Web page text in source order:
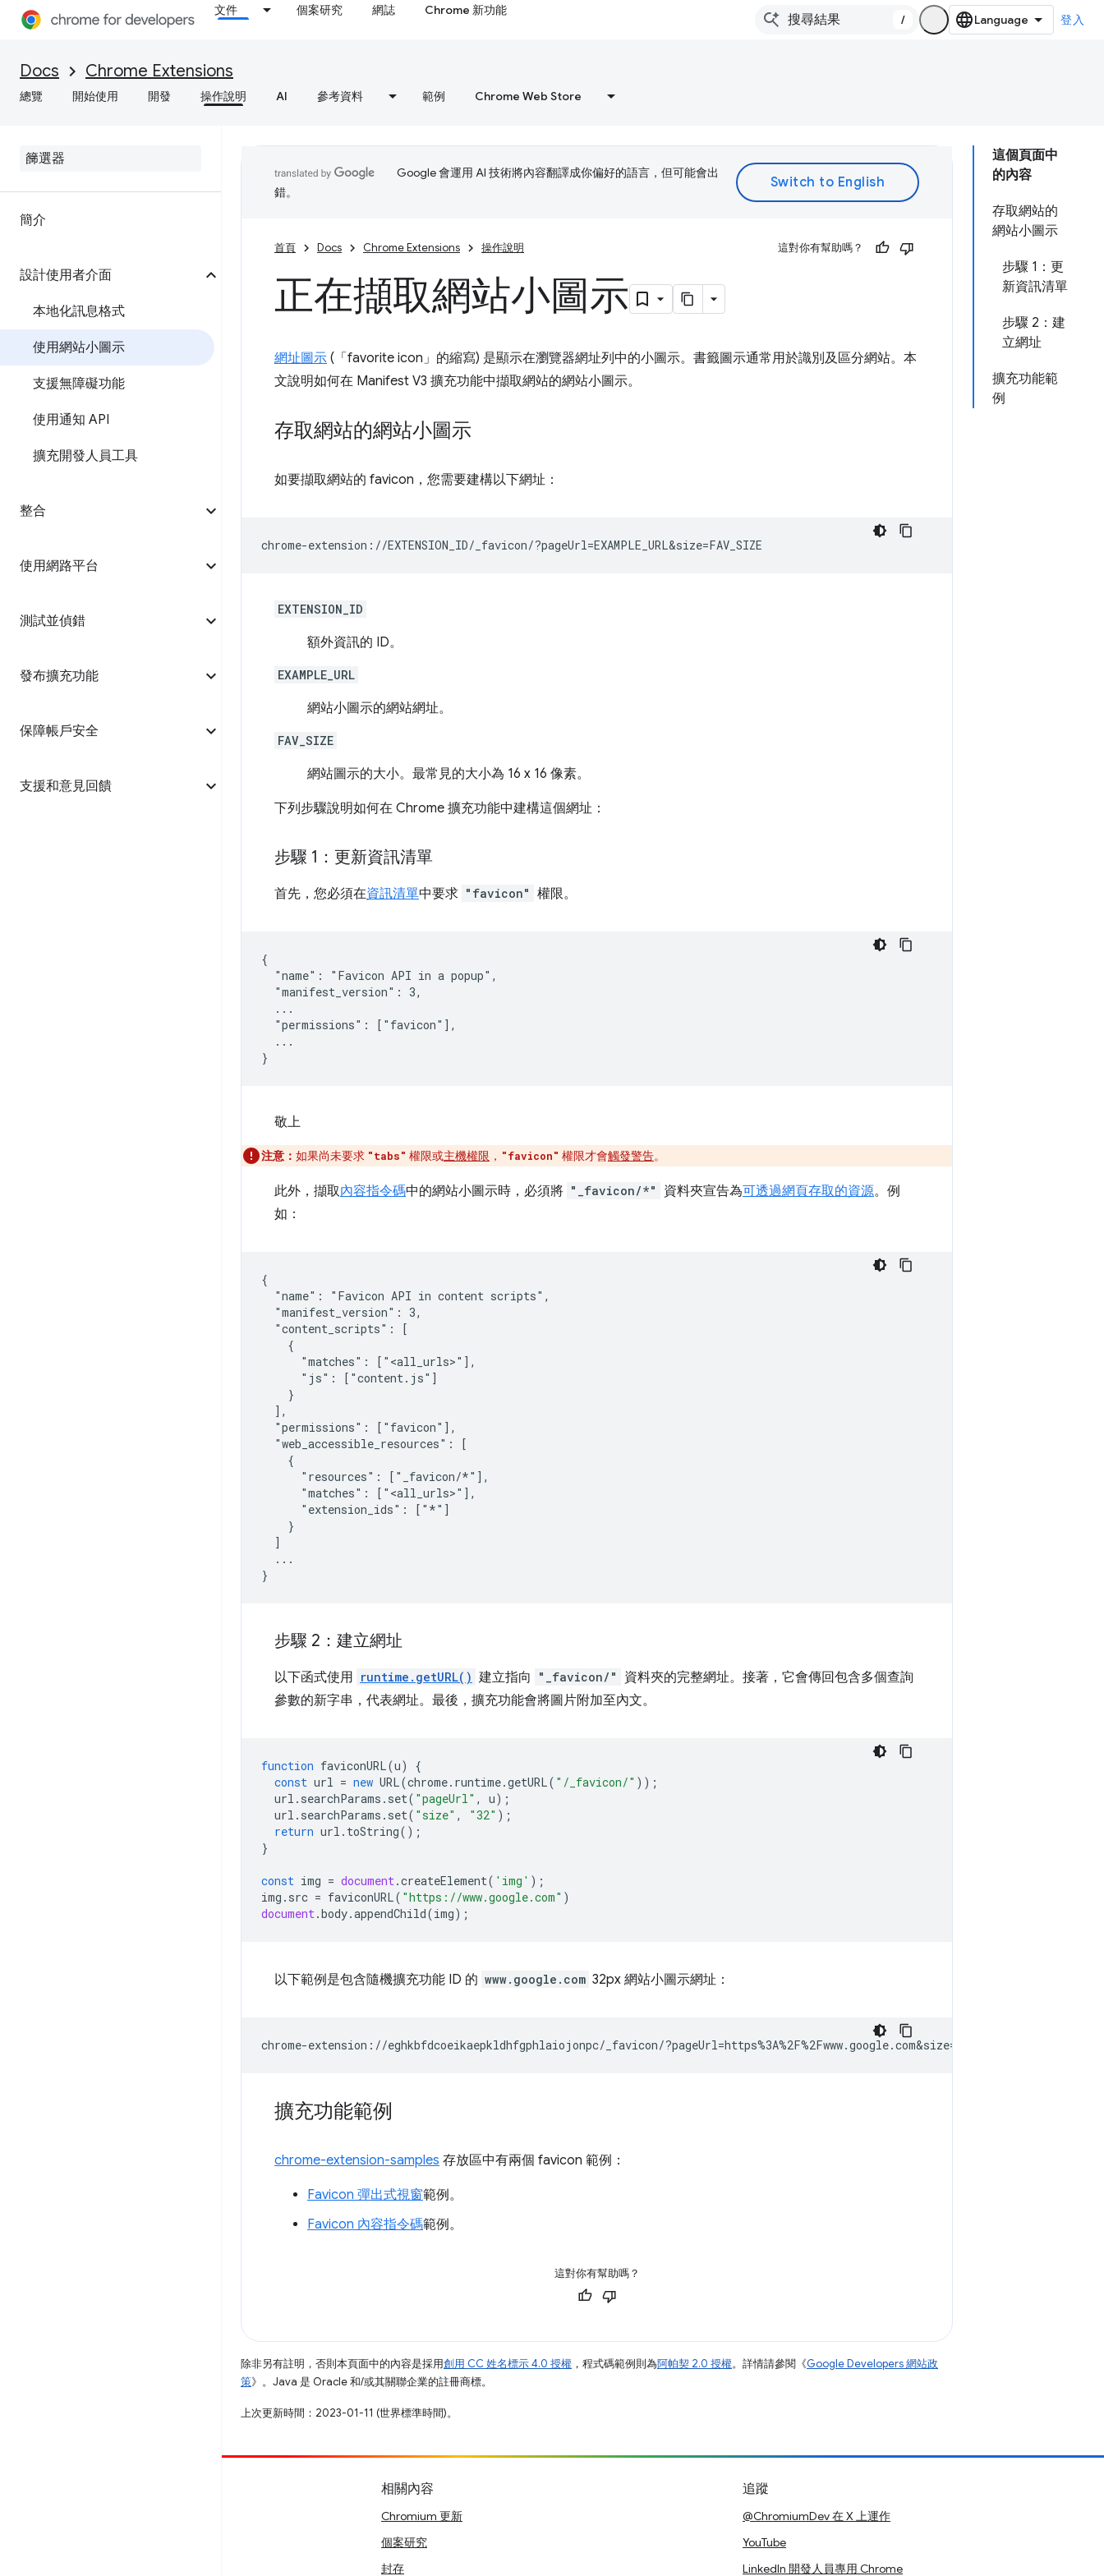
文件 個案研究 網誌 Chrome 新功能
/ 登入
Docs Chrome Extensions
總覽 開始使用 開發 操作說明 AI 參考資料 範例 Chrome Web Store
簡介
設計使用者介面
本地化訊息格式
使用網站小圖示
支援無障礙功能
使用通知 API
擴充開發人員工具
整合
使用網路平台
測試並偵錯
發布擴充功能
保障帳戶安全
支援和意見回饋
這個頁面中
的內容
存取網站的
網站小圖示
步驟 1：更
新資訊清單
步驟 2：建
立網址
擴充功能範
例
Google 會運用 AI 技術將內容翻譯成你偏好的語言，但可能會出
錯。
首頁 Docs Chrome Extensions 操作說明 這對你有幫助嗎？
正在擷取網站小圖示
網址圖示 (「favorite icon」的縮寫) 是顯示在瀏覽器網址列中的小圖示。書籤圖示通常用於識別及區分網站。本
文說明如何在 Manifest V3 擴充功能中擷取網站的網站小圖示。
存取網站的網站小圖示
如要擷取網站的 favicon，您需要建構以下網址：
EXTENSION_ID
額外資訊的 ID。
EXAMPLE_URL
網站小圖示的網站網址。
FAV_SIZE
網站圖示的大小。最常見的大小為 16 x 16 像素。
下列步驟說明如何在 Chrome 擴充功能中建構這個網址：
步驟 1：更新資訊清單
首先，您必須在資訊清單中要求 "favicon" 權限。
{
  "name": "Favicon API in a popup",
  "manifest_version": 3,
  ...
  "permissions": ["favicon"],
  ...
敬上
注意： 如果尚未要求 "tabs" 權限或主機權限 ， "favicon" 權限才會觸發警告。
此外，擷取內容指令碼中的網站小圖示時，必須將 "_favicon/*" 資料夾宣告為可透過網頁存取的資源。例
如：
{
  "name": "Favicon API in content scripts",
  "manifest_version": 3,
  "content_scripts": [
    {
      "matches": ["<all_urls>"],
      "js": ["content.js"]
    }
  ],
  "permissions": ["favicon"],
  "web_accessible_resources": [
    {
      "resources": ["_favicon/*"],
      "matches": ["<all_urls>"],
      "extension_ids": ["*"]
    }
  ]
  ...
步驟 2：建立網址
以下函式使用 runtime.getURL() 建立指向 "_favicon/"
資料夾的完整網址。接著，它會傳回包含多個查詢
參數的新字串，代表網址。最後，擴充功能會將圖片附加至內文。
function faviconURL(u)
{
const url = new URL(chrome. runtime.getURL( "/_favicon/" ));
url . searchParams . set( "pageUrl" , u);
url . searchParams . set( "size" , "32" );
return url . toString();
}
const img = document.createElement( 'img' );
img . src = faviconURL( "https://www.google.com" )
document.body.appendChild(img);
以下範例是包含隨機擴充功能 ID 的 www.google.com 32px 網站小圖示網址：
擴充功能範例
chrome-extension-samples 存放區中有兩個 favicon 範例：
Favicon 彈出式視窗範例。
Favicon 內容指令碼範例。
這對你有幫助嗎？
除非另有註明，否則本頁面中的內容是採用創用 CC 姓名標示 4.0 授權 ，程式碼範例則為阿帕契 2.0 授權。詳情請參閱《Google Developers 網站政
策》。Java 是 Oracle 和/或其關聯企業的註冊商標。
上次更新時間：2023-01-11 (世界標準時間)。
相關內容
Chromium 更新
個案研究
封存
追蹤
@ChromiumDev 在 X 上運作
YouTube
LinkedIn 開發人員專用 Chrome